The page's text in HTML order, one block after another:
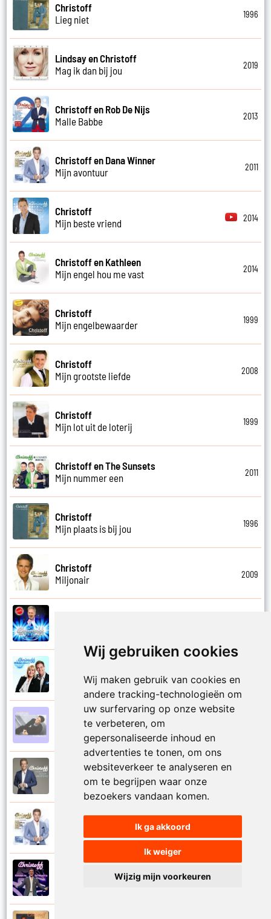
Wij gebruiken cookies
Wij maken gebruik van cookies en
andere tracking-technologieën om
uw surfervaring op onze website
te verbeteren, om
gepersonaliseerde inhoud en
advertenties te tonen, om ons
websiteverkeer te analyseren en
om te begrijpen waar onze
bezoekers vandaan komen.
Ik ga akkoord
Ik weiger
Wijzig mijn voorkeuren
Christoff
Lieg niet
1996
Lindsay en Christoff
Mag ik dan bij jou
2019
Christoff en Rob De Nijs
Malle Babbe
2013
Christoff en Dana Winner
Mijn avontuur
2011
Christoff
Mijn beste vriend
2014
Christoff en Kathleen
Mijn engel hou me vast
2014
Christoff
Mijn engelbewaarder
1999
Christoff
Mijn grootste liefde
2008
Christoff
Mijn lot uit de loterij
1999
Christoff en The Sunsets
Mijn nummer een
2011
Christoff
Mijn plaats is bij jou
1996
Christoff
Miljonair
2009
Niemand laat zijn eigen kind alleen
Christoff
Christoff
Ogen weer geopend
Christoff en Florian Silbereisen
Omdat ie zo mooi is
Omdat ie zo mooi is